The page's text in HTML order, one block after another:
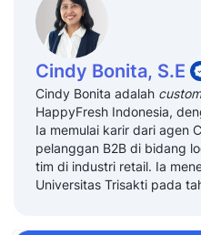
Cindy Bonita, S.E
Cindy Bonita adalah
HappyFresh Indonesia,
Ia memulai karir dari agen
pelanggan B2B di bidang
tim di industri retail. Ia
Universitas Trisakti pada